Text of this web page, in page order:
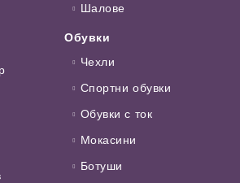
Шалове
Обувки
Чехли
Спортни обувки
Обувки с ток
Мокасини
Ботуши